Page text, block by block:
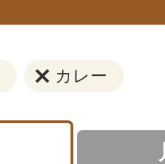
カレー